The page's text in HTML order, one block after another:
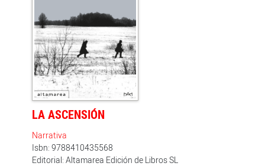
LA ASCENSIÓN
Narrativa
Isbn: 9788410435568
Editorial: Altamarea Edición de Libros SL